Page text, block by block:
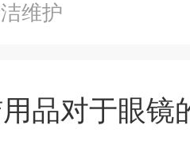
维护
品对于眼镜